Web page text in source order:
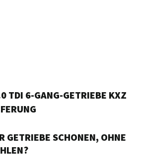
TDI 6-GANG-GETRIEBE KXZ
GETRIEBE SCHONEN, OHNE